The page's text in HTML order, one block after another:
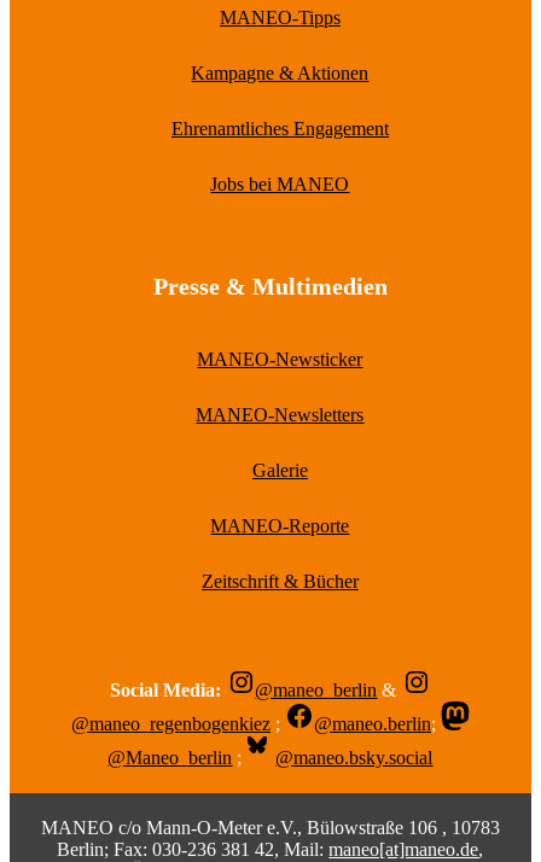
MANEO-Tipps
Kampagne & Aktionen
Ehrenamtliches Engagement
Jobs bei MANEO
Presse & Multimedien
MANEO-Newsticker
MANEO-Newsletters
Galerie
MANEO-Reporte
Zeitschrift & Bücher
Social Media: @maneo_berlin &
@maneo_regenbogenkiez ; @maneo.berlin;
@Maneo_berlin ; @maneo.bsky.social
MANEO c/o Mann-O-Meter e.V., Bülowstraße 106 , 10783
Berlin; Fax: 030-236 381 42, Mail:maneo[at]maneo.de,